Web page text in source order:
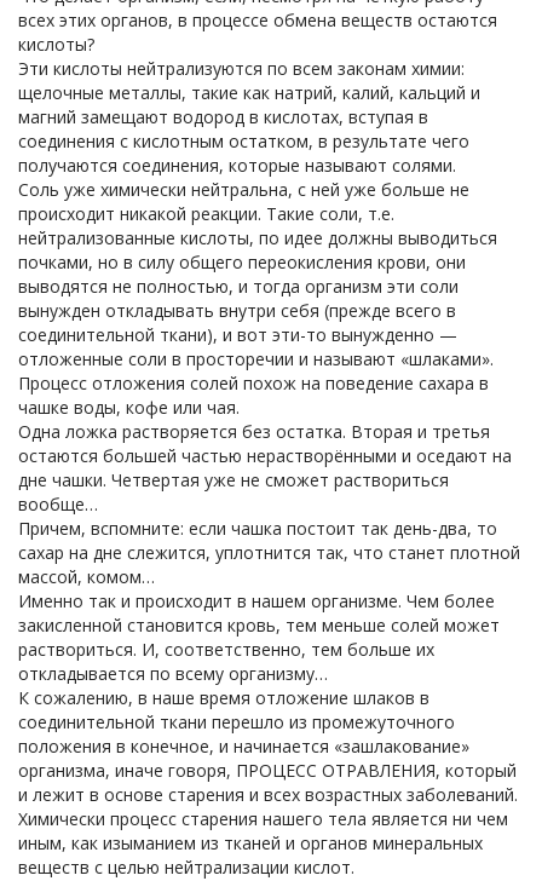
всех этих органов, в процессе обмена веществ остаются
кислоты?
Эти кислоты нейтрализуются по всем законам химии:
щелочные металлы, такие как натрий, калий, кальций и
магний замещают водород в кислотах, вступая в
соединения с кислотным остатком, в результате чего
получаются соединения, которые называют солями.
Соль уже химически нейтральна, с ней уже больше не
происходит никакой реакции. Такие соли, т.е.
нейтрализованные кислоты, по идее должны выводиться
почками, но в силу общего переокисления крови, они
выводятся не полностью, и тогда организм эти соли
вынужден откладывать внутри себя (прежде всего в
соединительной ткани), и вот эти-то вынужденно —
отложенные соли в просторечии и называют «шлаками».
Процесс отложения солей похож на поведение сахара в
чашке воды, кофе или чая.
Одна ложка растворяется без остатка. Вторая и третья
остаются большей частью нерастворёнными и оседают на
дне чашки. Четвертая уже не сможет раствориться
вообще…
Причем, вспомните: если чашка постоит так день-два, то
сахар на дне слежится, уплотнится так, что станет плотной
массой, комом…
Именно так и происходит в нашем организме. Чем более
закисленной становится кровь, тем меньше солей может
раствориться. И, соответственно, тем больше их
откладывается по всему организму…
К сожалению, в наше время отложение шлаков в
соединительной ткани перешло из промежуточного
положения в конечное, и начинается «зашлакование»
организма, иначе говоря, ПРОЦЕСС ОТРАВЛЕНИЯ, который
и лежит в основе старения и всех возрастных заболеваний.
Химически процесс старения нашего тела является ни чем
иным, как изыманием из тканей и органов минеральных
веществ с целью нейтрализации кислот.